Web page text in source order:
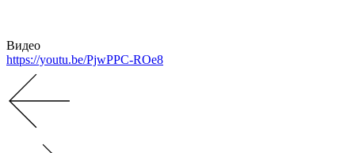
Видео
https://youtu.be/PjwPPC-ROe8